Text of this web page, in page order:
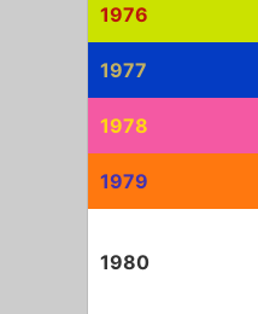
1976
1977
1978
1979
1980